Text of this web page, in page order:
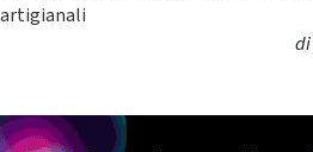
artigianali
di